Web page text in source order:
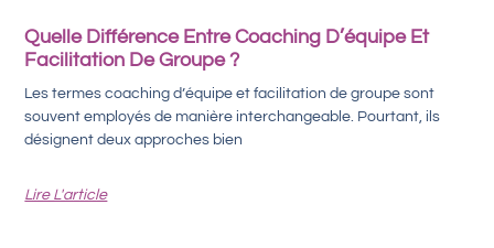
Quelle Différence Entre Coaching D’équipe Et
Facilitation De Groupe ?
Les termes coaching d’équipe et facilitation de groupe sont
souvent employés de manière interchangeable. Pourtant, ils
désignent deux approches bien
Lire L'article